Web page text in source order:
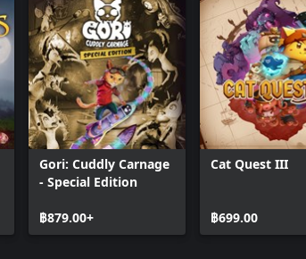
Gori: Cuddly Carnage
- Special Edition
฿879.00+
Cat Quest III
฿699.00